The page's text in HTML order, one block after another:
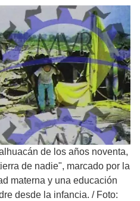
de los años noventa,
de nadie", marcado por la
materna y una educación
desde la infancia. / Foto: